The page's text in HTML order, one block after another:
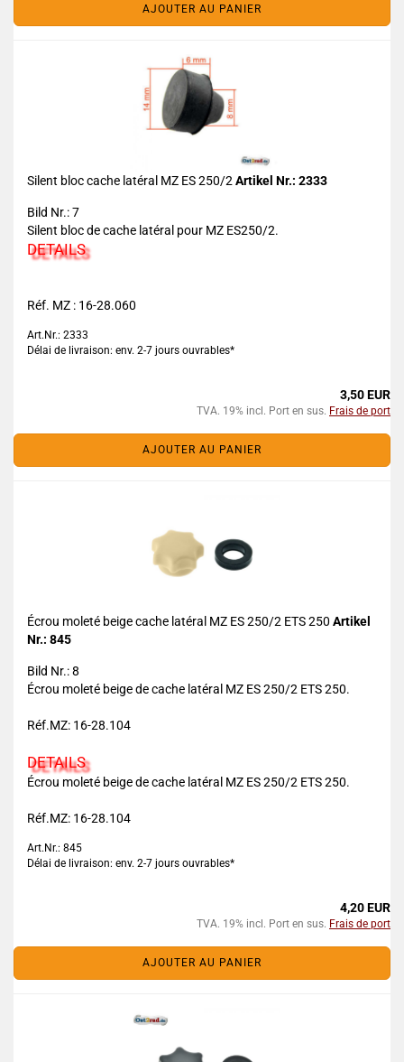
AJOUTER AU PANIER
Silent bloc cache latéral MZ ES 250/2 Artikel Nr.: 2333
Bild Nr.: 7
Silent bloc de cache latéral pour MZ ES250/2.
DETAILS
Réf. MZ : 16-28.060
Art.Nr.: 2333
Délai de livraison: env. 2-7 jours ouvrables*
3,50 EUR
TVA. 19% incl. Port en sus. Frais de port
AJOUTER AU PANIER
Écrou moleté beige cache latéral MZ ES 250/2 ETS 250 Artikel
Nr.: 845
Bild Nr.: 8
Écrou moleté beige de cache latéral MZ ES 250/2 ETS 250.
Réf.MZ: 16-28.104
DETAILS
Écrou moleté beige de cache latéral MZ ES 250/2 ETS 250.
Réf.MZ: 16-28.104
Art.Nr.: 845
Délai de livraison: env. 2-7 jours ouvrables*
4,20 EUR
TVA. 19% incl. Port en sus. Frais de port
AJOUTER AU PANIER